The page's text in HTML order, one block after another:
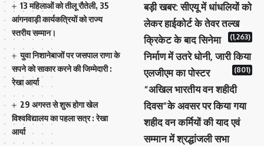
13 महिलाओं को तीलू रौतेली, 35
आंगनवाड़ी कार्यकत्रियों को राज्य
स्तरीय सम्मान।
युवा निशानेबाजों पर जसपाल राणा के
सपने को साकार करने की जिम्मेदारी :
रेखा आर्या
29 अगस्त से शुरू होगा खेल
विश्वविद्यालय का पहला सत्र : रेखा
आर्या
बड़ी खबर: सीएयू में धांधलियों को
लेकर हाईकोर्ट के तेवर तल्ख
(1,263)
क्रिकेट के बाद सिनेमा
निर्माण में उतरे धोनी, जारी किया
एलजीएम का पोस्टर
(801)
“अखिल भारतीय वन शहीदी
दिवस”के अवसर पर किया गया
शहीद वन कर्मियों की याद एवं
सम्मान में श्रद्धांजली सभा